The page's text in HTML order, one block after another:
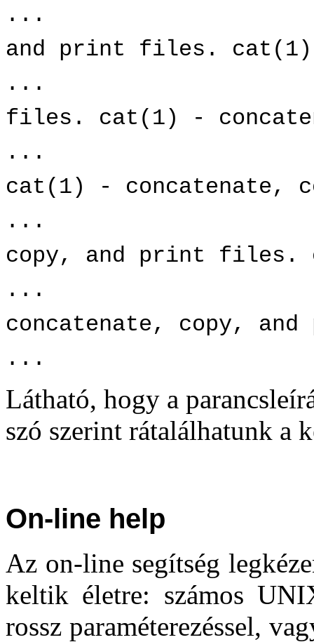
...
and print files. cat(1)
...
files. cat(1) -
...
cat(1) - concatenate,
...
copy, and print files.
...
concatenate, copy,
...
Látható, hogy a
szó szerint rátalálhatunk a
On-line help
Az on-line segítség
keltik életre: számos
rossz paraméterezéssel,